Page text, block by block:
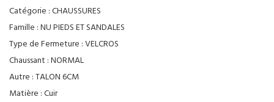
Catégorie :CHAUSSURES
Famille :NU PIEDS ET SANDALES
Type de Fermeture :VELCROS
Chaussant :NORMAL
Autre :TALON 6CM
Matière :Cuir